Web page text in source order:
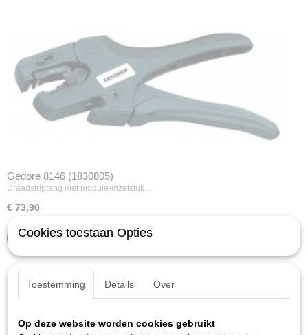
Gedore 8146 (1830805)
Draadstriptang met module-inzetstuk…
€ 73,90
IN WINKELWAGEN
Cookies toestaan Opties
Toestemming Details Over
Op deze website worden cookies gebruikt